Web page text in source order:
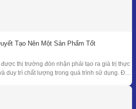
Tạo Nên Một Sản Phẩm Tốt
thị trường đón nhận phải tạo ra giá trị thực
duy trì chất lượng trong quá trình sử dụng. Để
cần kiểm soát đồng bộ từ mục tiêu nghiên